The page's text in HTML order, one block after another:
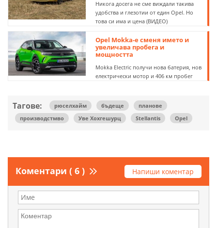
Никога досега не сме виждали такива
удобства и глезотии от един Opel. Но
това си има и цена (ВИДЕО)
Opel Mokka-e сменя името и
увеличава пробега и
мощността
Mokka Electric получи нова батерия, нов
електрически мотор и 406 км пробег
Тагове: рюселхайм бъдеще
планове
производстмво
Уве Хохгешурц Stellantis Opel
Коментари ( 6 ) Напиши коментар